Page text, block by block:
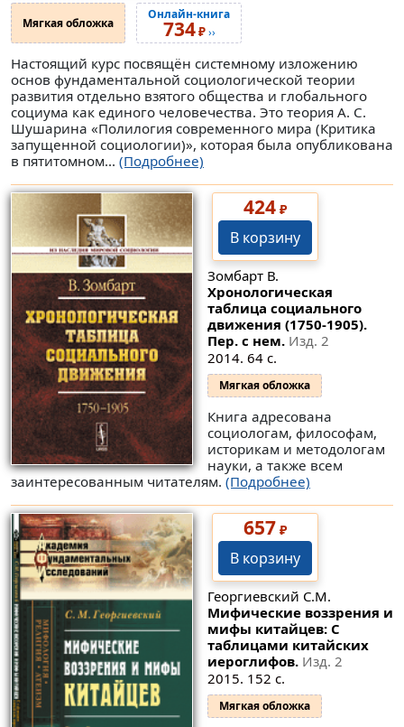
Мягкая обложка
Онлайн-книга
734₽››
Настоящий курс посвящён системному изложению
основ фундаментальной социологической теории
развития отдельно взятого общества и глобального
социума как единого человечества. Это теория А. С.
Шушарина «Полилогия современного мира (Критика
запущенной социологии)», которая была опубликована
в пятитомном... (Подробнее)
424₽
В корзину
Зомбарт В.
Хронологическая
таблица социального
движения (1750-1905).
Пер. с нем. Изд. 2
2014. 64 с.
Мягкая обложка
Книга адресована
социологам, философам,
историкам и методологам
науки, а также всем
заинтересованным читателям. (Подробнее)
657 ₽
В корзину
Георгиевский С.М.
Мифические воззрения и
мифы китайцев: С
таблицами китайских
иероглифов. Изд. 2
2015. 152 с.
Мягкая обложка